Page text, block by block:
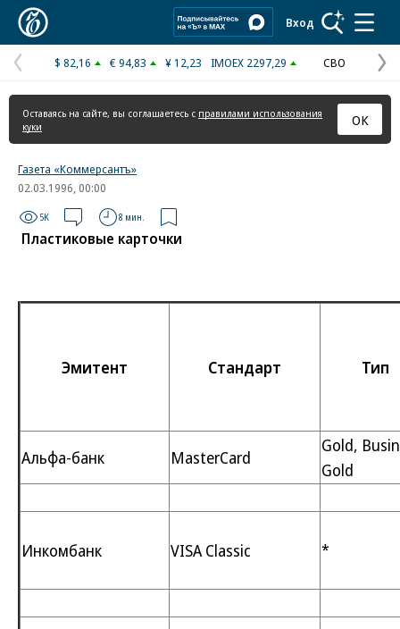
Вход
Предыдущая
страница
$ 82,16 € 94,83 ¥ 12,23 IMOEX 2297,29 СВО
Оставаясь на сайте, вы соглашаетесь с правилами использования
куки
ОК
Газета «Коммерсантъ»
02.03.1996, 00:00
5K 8 мин.
Пластиковые карточки
Эмитент Стандарт Тип
Альфа-банк MasterCard
Gold,
Gold
Инкомбанк VISA Classic *